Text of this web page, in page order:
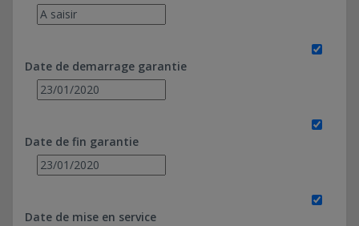
Date de demarrage garantie
Date de fin garantie
Date de mise en service